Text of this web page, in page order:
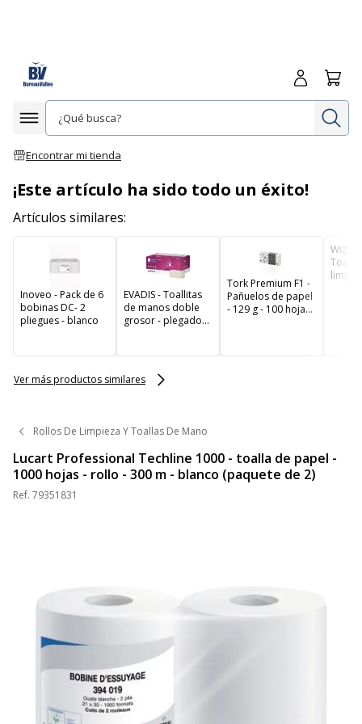
Afficher la navigation
Encontrar mi tienda
Iniciar
¡Este artículo ha sido todo un éxito!
Artículos similares:
Inoveo - Pack de 6
bobinas DC- 2
pliegues - blanco
EVADIS - Toallitas
de manos doble
grosor - plegado
Tork Premium F1 -
Pañuelos de papel
- 129 g - 100 hojas -
Wizzy
Ver más productos similares
Rollos De Limpieza Y Toallas De Mano
Lucart Professional Techline 1000 - toalla de papel -
1000 hojas - rollo - 300 m - blanco (paquete de 2)
Ref. 79351831